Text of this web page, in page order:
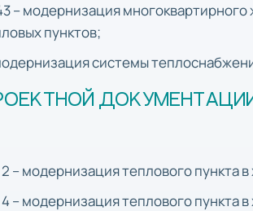
– модернизация
пунктов;
системы
– модернизация теплового пункта
– модернизация теплового пункта